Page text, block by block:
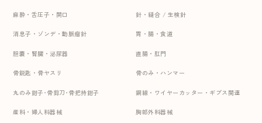
麻酔・舌圧子・開口 針・縫合 / 生検針
消息子・ゾンデ・動脈瘤針 胃・腸・食道
胆嚢・腎臓・泌尿器 直腸・肛門
骨鋭匙・骨ヤスリ 骨のみ・ハンマー
丸のみ鉗子･骨剪刀･骨把持鉗子 鋼線・ワイヤーカッター・ギプス関連
産科・婦人科器械 胸部外科器械